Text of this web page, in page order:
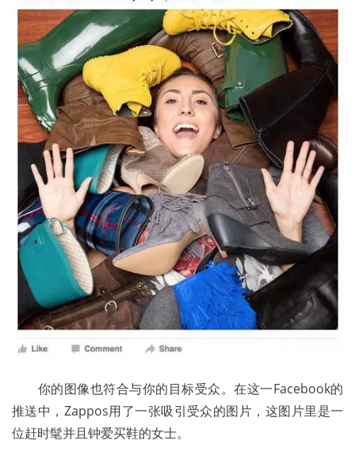
推送中，Zappos用了一张吸引受众的图片，这图片里是一
位赶时髦并且钟爱买鞋的女士。